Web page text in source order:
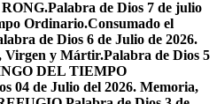
Palabra de Dios 7 de julio
Ordinario.Consumado el
de Dios 6 de Julio de 2026.
y Mártir.Palabra de Dios 5
DEL TIEMPO
04 de Julio del 2026. Memoria,